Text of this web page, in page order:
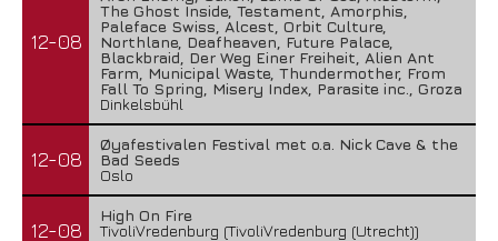
12-08
The Ghost Inside, Testament, Amorphis,
Paleface Swiss, Alcest, Orbit Culture,
Northlane, Deafheaven, Future Palace,
Blackbraid, Der Weg Einer Freiheit, Alien Ant
Farm, Municipal Waste, Thundermother, From
Fall To Spring, Misery Index, Parasite inc., Groza
Dinkelsbühl
12-08
Øyafestivalen Festival met o.a. Nick Cave & the
Bad Seeds
Oslo
12-08
High On Fire
TivoliVredenburg (TivoliVredenburg (Utrecht))